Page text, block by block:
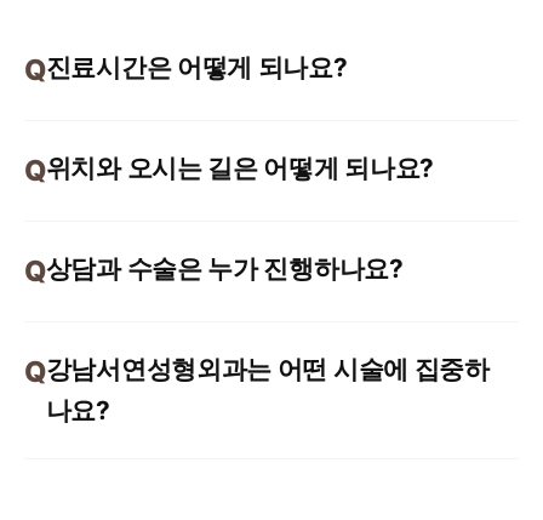
진료시간은 어떻게 되나요?
위치와 오시는 길은 어떻게 되나요?
상담과 수술은 누가 진행하나요?
강남서연성형외과는 어떤 시술에 집중하
나요?